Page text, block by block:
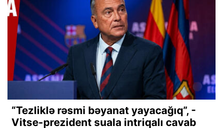
“Tezliklə rəsmi bəyanat yayacağıq”, -
Vitse-prezident suala intriqalı cavab